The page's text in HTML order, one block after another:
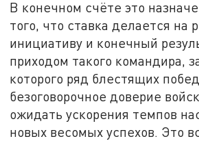
В конечном счёте это
того, что ставка делается на
инициативу и конечный
приходом такого командира,
которого ряд блестящих
безоговорочное доверие
ожидать ускорения темпов
новых весомых успехов. Это